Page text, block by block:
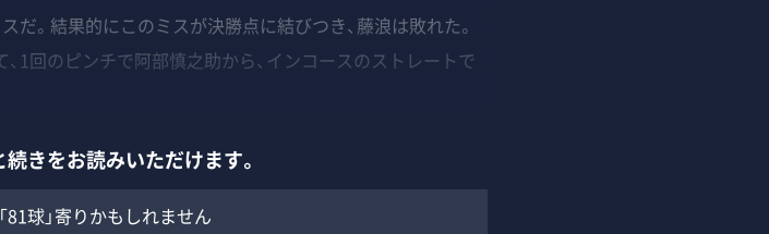
。結果的にこのミスが決勝点に結びつき、藤浪は敗れた。
1回のピンチで阿部慎之助から、インコースのストレートで
きをお読みいただけます。
81球」寄りかもしれません